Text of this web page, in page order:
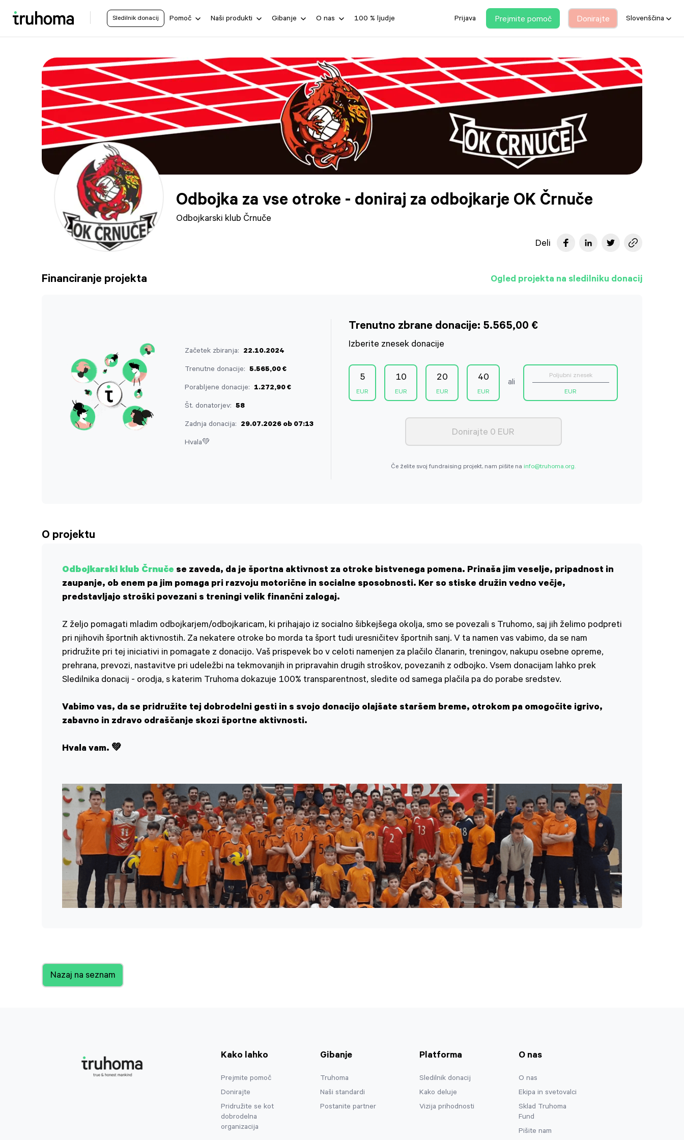
Sledilnik donacij Pomoč Naši produkti Gibanje O nas 100 % ljudje Prijava Prejmite pomoč Donirajte Slovenščina
Odbojka za vse otroke - doniraj za odbojkarje OK Črnuče
Odbojkarski klub Črnuče
Deli
Financiranje projekta Ogled projekta na sledilniku donacij
Začetek zbiranja: 22.10.2024
Trenutne donacije: 5.565,00 €
Porabljene donacije: 1.272,90 €
Št. donatorjev: 58
Zadnja donacija: 29.07.2026 ob 07:13
Hvala💚
Trenutno zbrane donacije: 5.565,00 €
Izberite znesek donacije
5 10 20 40 ali
EUR
Donirajte 0 EUR
Če želite svoj fundraising projekt, nam pišite na info@truhoma.org.
O projektu
Odbojkarski klub Črnuče se zaveda, da je športna aktivnost za otroke bistvenega pomena. Prinaša jim veselje, pripadnost in
zaupanje, ob enem pa jim pomaga pri razvoju motorične in socialne sposobnosti. Ker so stiske družin vedno večje,
predstavljajo stroški povezani s treningi velik finančni zalogaj.
Z željo pomagati mladim odbojkarjem/odbojkaricam, ki prihajajo iz socialno šibkejšega okolja, smo se povezali s Truhomo, saj jih želimo podpreti
pri njihovih športnih aktivnostih. Za nekatere otroke bo morda ta šport tudi uresničitev športnih sanj. V ta namen vas vabimo, da se nam
pridružite pri tej iniciativi in pomagate z donacijo. Vaš prispevek bo v celoti namenjen za plačilo članarin, treningov, nakupu osebne opreme,
prehrana, prevozi, nastavitve pri udeležbi na tekmovanjih in pripravahin drugih stroškov, povezanih z odbojko. Vsem donacijam lahko prek
Sledilnika donacij - orodja, s katerim Truhoma dokazuje 100% transparentnost, sledite od samega plačila pa do porabe sredstev.
Vabimo vas, da se pridružite tej dobrodelni gesti in s svojo donacijo olajšate staršem breme, otrokom pa omogočite igrivo,
zabavno in zdravo odraščanje skozi športne aktivnosti.
Hvala vam. 💚
Nazaj na seznam
Kako lahko
Prejmite pomoč
Donirajte
Pridružite se kot
dobrodelna
organizacija
Gibanje
Truhoma
Naši standardi
Postanite partner
Platforma
Sledilnik donacij
Kako deluje
Vizija prihodnosti
O nas
O nas
Ekipa in svetovalci
Sklad Truhoma
Fund
Pišite nam